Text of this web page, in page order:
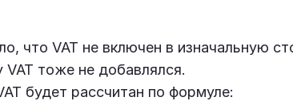
что VAT не включен в изначальную
тоже не добавлялся.
будет рассчитан по формуле: